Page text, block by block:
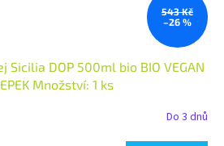
543 Kč
–26 %
Sicilia DOP 500ml bio BIO VEGAN
Množství: 1 ks
Do 3 dnů